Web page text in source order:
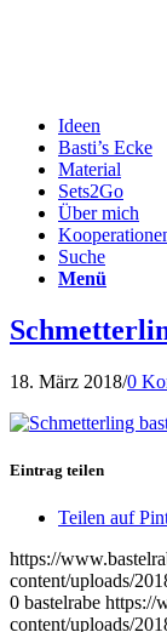
Ideen
Basti’s Ecke
Material
Sets2Go
Über mich
Suche
Menü
18. März 2018/0
Eintrag teilen
Teilen auf
https://
content/uploads/
0 bastelrabe https://
content/uploads/